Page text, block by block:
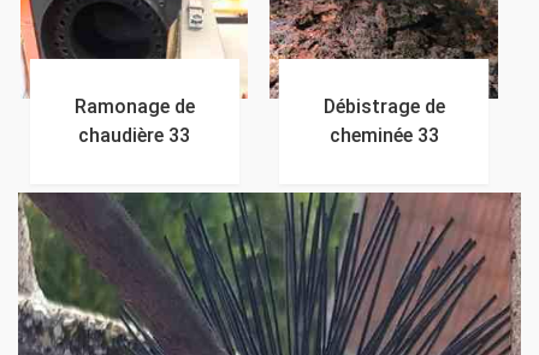
Ramonage de
chaudière 33
Débistrage de
cheminée 33